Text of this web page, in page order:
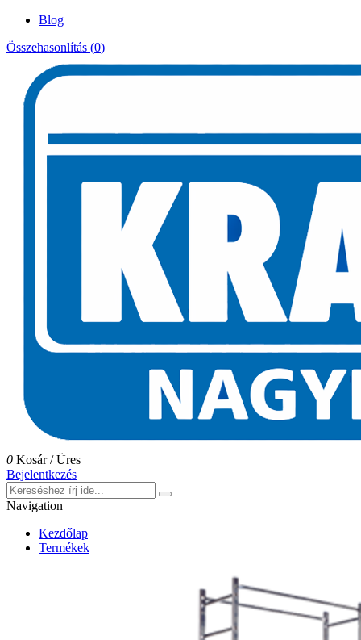
Blog
Összehasonlítás (0)
0 Kosár /Üres
Bejelentkezés
Navigation
Kezdőlap
Termékek